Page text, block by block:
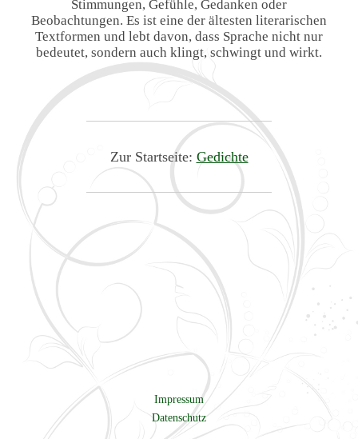
Stimmungen, Gefühle, Gedanken oder
Beobachtungen. Es ist eine der ältesten literarischen
Textformen und lebt davon, dass Sprache nicht nur
bedeutet, sondern auch klingt, schwingt und wirkt.
Zur Startseite: Gedichte
Impressum
Datenschutz